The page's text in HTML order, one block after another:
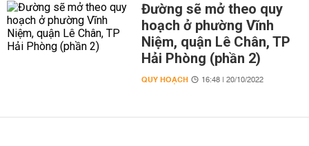
Đường sẽ mở theo quy
hoạch ở phường Vĩnh
Niệm, quận Lê Chân, TP
Hải Phòng (phần 2)
QUY HOẠCH 16:48 | 20/10/2022